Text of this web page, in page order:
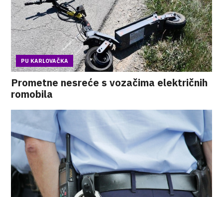
PU KARLOVAČKA
Prometne nesreće s vozačima električnih
romobila